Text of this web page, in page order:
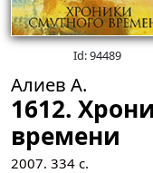
Id: 94489
Алиев А.
1612.
времени
2007. 334 с.